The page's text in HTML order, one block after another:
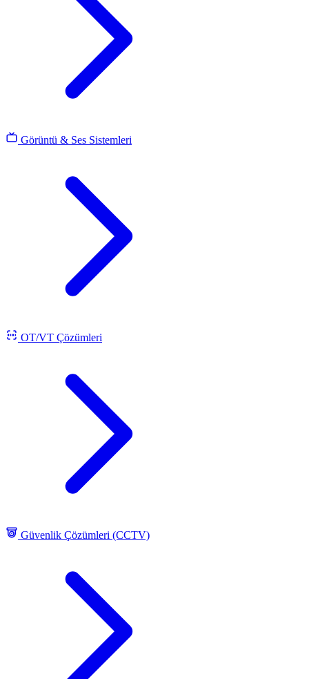
Görüntü & Ses Sistemleri
OT/VT Çözümleri
Güvenlik Çözümleri (CCTV)